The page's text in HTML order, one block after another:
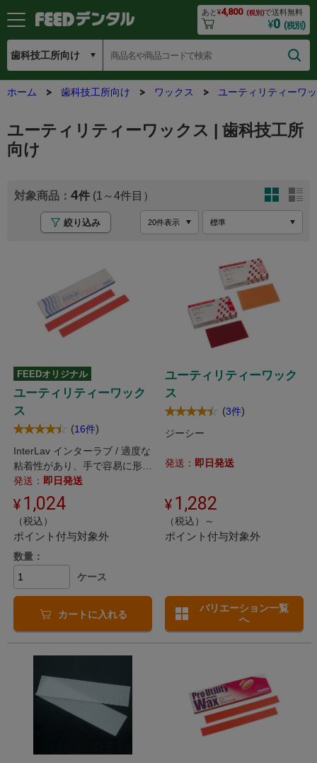
あと¥4,800 (税別)で送料無料
¥0 (税別)
ホーム 歯科技工所向け ワックス ユーティリティーワ
ユーティリティーワックス | 歯科技工所
向け
4 (1～4
絞り込み
FEEDオリジナル
ユーティリティーワック
ス
(16件)
InterLav インターラブ / 適度な
粘着性があり、手で容易に形を
整えることができます。
発送： 即日発送
1,024
（税込）
ポイント付与対象外
数量：
ケース
カートに入れる
ユーティリティーワック
ス
(3件)
ジーシー
発送： 即日発送
1,282
（税込）～
ポイント付与対象外
バリエーション一覧
へ